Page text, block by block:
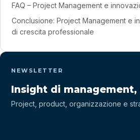
FAQ – Project Management e
Conclusione: Project Management e
di crescita professionale
NEWSLETTER
Insight di management,
Project, product, organizzazione e